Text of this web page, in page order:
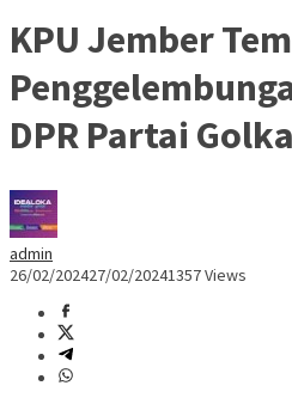
KPU Jember
DPR Partai
admin
26/02/202427/02/20241357 Views